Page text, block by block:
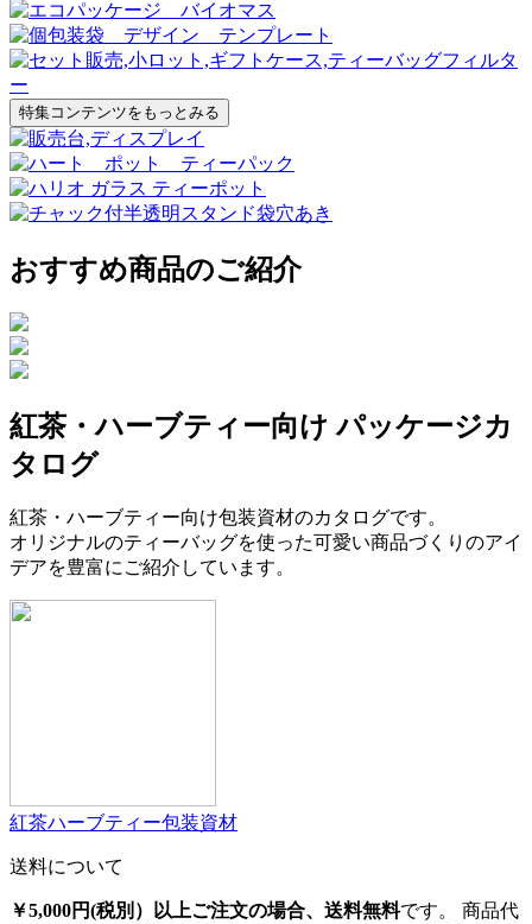
特集コンテンツをもっとみる
おすすめ商品のご紹介
紅茶・ハーブティー向け パッケージカ
タログ
紅茶・ハーブティー向け包装資材のカタログです。
オリジナルのティーバッグを使った可愛い商品づくりのアイ
デアを豊富にご紹介しています。
紅茶ハーブティー包装資材
送料について
￥5,000円(税別）以上ご注文の場合、送料無料です。 商品代